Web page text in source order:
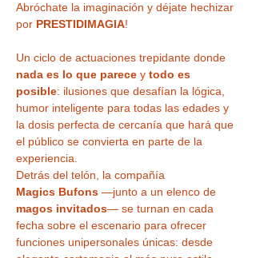
Abróchate la imaginación y déjate hechizar
por PRESTIDIMAGIA!
Un ciclo de actuaciones trepidante donde
nada es lo que parece y todo es
posible: ilusiones que desafían la lógica,
humor inteligente para todas las edades y
la dosis perfecta de cercanía que hará que
el público se convierta en parte de la
experiencia.
Detrás del telón, la compañía
Magics Bufons —junto a un elenco de
magos invitados— se turnan en cada
fecha sobre el escenario para ofrecer
funciones unipersonales únicas: desde